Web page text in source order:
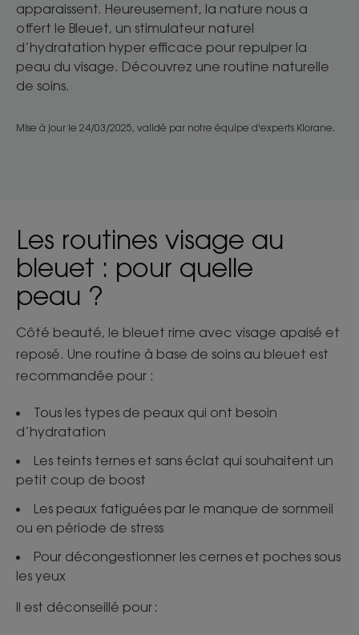
apparaissent. Heureusement, la nature nous a
offert le Bleuet, un stimulateur naturel
d’hydratation hyper efficace pour repulper la
peau du visage. Découvrez une routine naturelle
de soins.
Mise à jour le 24/03/2025, validé par notre équipe d'experts Klorane.
Les routines visage au
bleuet : pour quelle
peau ?
Côté beauté, le bleuet rime avec visage apaisé et
reposé. Une routine à base de soins au bleuet est
recommandée pour :
Tous les types de peaux qui ont besoin
d’hydratation
Les teints ternes et sans éclat qui souhaitent un
petit coup de boost
Les peaux fatiguées par le manque de sommeil
ou en période de stress
Pour décongestionner les cernes et poches sous
les yeux
Il est déconseillé pour :